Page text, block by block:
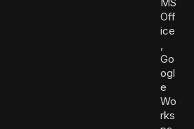
Off
ice
,
Go
ogl
e
Wo
rks